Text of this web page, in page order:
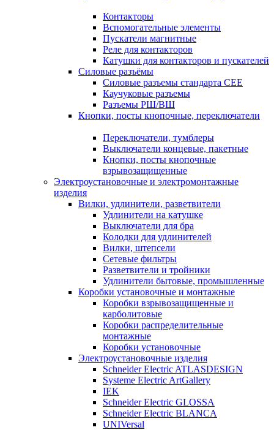
Контакторы
Вспомогательные элементы
Пускатели магнитные
Реле для контакторов
Катушки для контакторов и пускателей
Силовые разъёмы
Силовые разъемы стандарта СЕЕ
Каучуковые разъемы
Разъемы РШ/ВШ
Кнопки, посты кнопочные, переключатели
Переключатели, тумблеры
Выключатели концевые, пакетные
Кнопки, посты кнопочные
взрывозащищенные
Электроустановочные и электромонтажные
изделия
Вилки, удлинители, разветвители
Удлинители на катушке
Выключатели для бра
Колодки для удлинителей
Вилки, штепсели
Сетевые фильтры
Разветвители и тройники
Удлинители бытовые, промышленные
Коробки установочные и монтажные
Коробки взрывозащищенные и
карболитовые
Коробки распределительные
монтажные
Коробки установочные
Электроустановочные изделия
Schneider Electric ATLASDESIGN
Systeme Electric ArtGallery
IEK
Schneider Electric GLOSSA
Schneider Electric BLANCA
UNIVersal